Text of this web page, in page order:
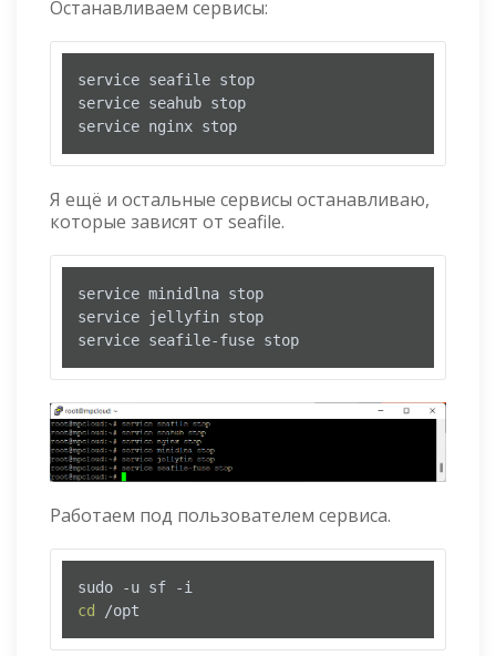
Останавливаем сервисы:
service seafile stop
service seahub stop
service nginx stop
Я ещё и остальные сервисы останавливаю,
которые зависят от seafile.
service minidlna stop
service jellyfin stop
service seafile-fuse stop
Работаем под пользователем сервиса.
cd
/opt